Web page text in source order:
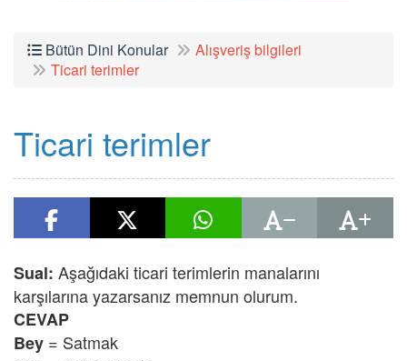
Bütün Dini Konular
Alışveriş bilgileri
Ticari terimler
Ticari terimler
Sual: Aşağıdaki ticari terimlerin manalarını
karşılarına yazarsanız memnun olurum.
CEVAP
Bey = Satmak